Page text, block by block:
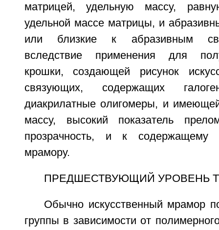
матрицей, удельную массу,
удельной массе матрицы, и
или близкие к абразивным
вследствие применения для
крошки, создающей рисунок
связующих, содержащих
диакрилатные олигомеры, и
массу, высокий показатель
прозрачность, и к содержащему
мрамору.
ПРЕДШЕСТВУЮЩИЙ УРОВЕНЬ
Обычно искусственный мрамор
группы в зависимости от